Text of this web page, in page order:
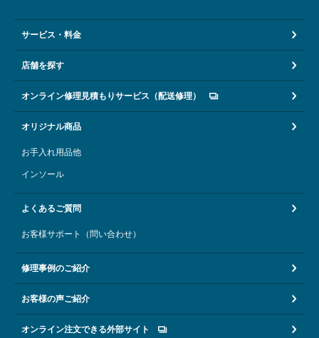
サービス・料金
店舗を探す
オンライン修理見積もりサービス（配送修理）
オリジナル商品
お手入れ用品他
インソール
よくあるご質問
お客様サポート（問い合わせ）
修理事例のご紹介
お客様の声ご紹介
オンライン注文できる外部サイト